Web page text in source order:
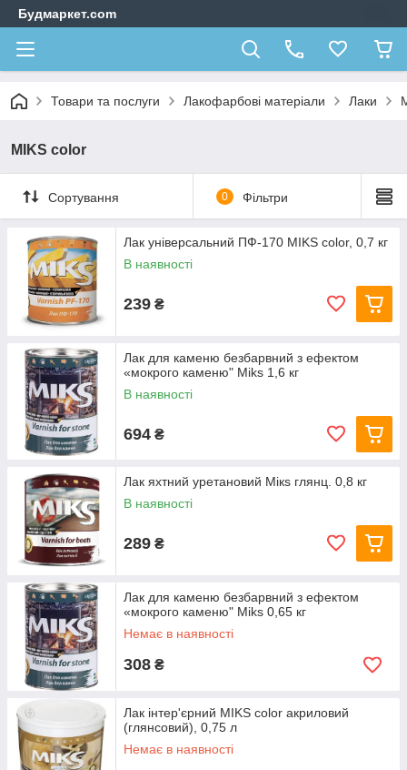
Будмаркет.com
Товари та послуги Лакофарбові матеріали Лаки
MIKS color
Сортування 0 Фільтри
Лак універсальний ПФ-170 MIKS color, 0,7 кг
В наявності
239 ₴
Лак для каменю безбарвний з ефектом
«мокрого каменю" Miks 1,6 кг
В наявності
694 ₴
Лак яхтний уретановий Мікѕ глянц. 0,8 кг
В наявності
289 ₴
Лак для каменю безбарвний з ефектом
«мокрого каменю" Miks 0,65 кг
Немає в наявності
308 ₴
Лак інтер'єрний MIKS color акриловий
(глянсовий), 0,75 л
Немає в наявності